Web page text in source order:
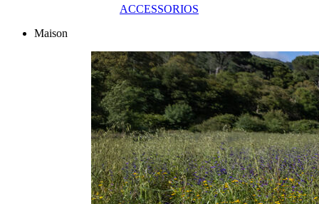
ACCESSORIOS
Maison